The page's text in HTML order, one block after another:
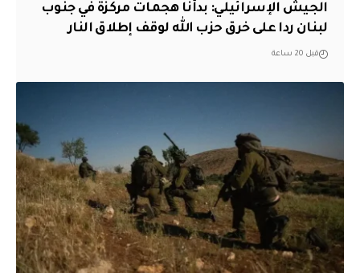
الجيش الإسرائيلي: بدأنا هجمات مركزة في جنوب
لبنان ردا على خرق حزب الله لوقف إطلاق النار
قبل 20 ساعة